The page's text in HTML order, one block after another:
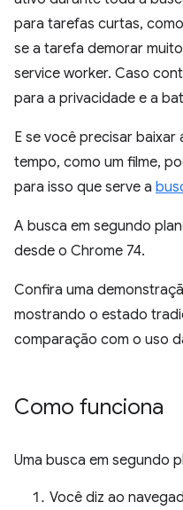
para tarefas curtas,
se a tarefa demorar
service worker. Caso
para a privacidade e a
E se você precisar
tempo, como um filme,
para isso que serve a
A busca em segundo
desde o Chrome 74.
Confira uma
mostrando o estado
comparação com o uso
Como funciona
Uma busca em segundo
Você diz ao